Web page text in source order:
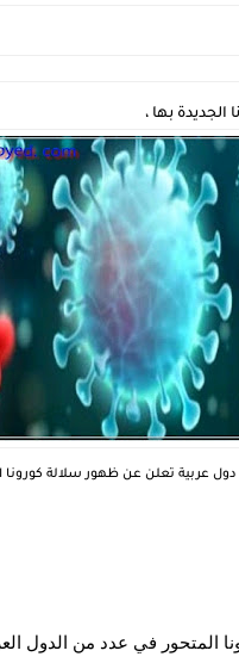
بها ،
دول عربية تعلن عن ظهور سلالة كورونا